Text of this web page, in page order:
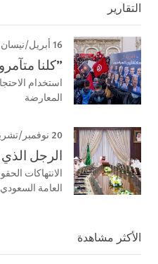
التقارير
16 أبريل/نيسان 2025
”كلنا
استخدام
المعارضة
20 نوفمبر/تشرين الثاني 2024
الرجل
الانتهاكات
العامة
الأكثر مشاهدة